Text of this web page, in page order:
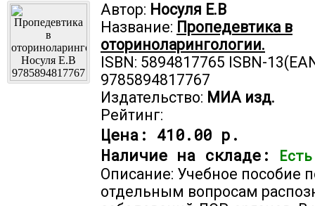
Автор: Носуля Е.В
Название: Пропедевтика в
оториноларингологии.
ISBN: 5894817765 ISBN-
9785894817767
Издательство: МИА изд.
Рейтинг:
Цена: 410.00 р.
Наличие на складе:
Есть
Описание: Учебное пособие
отдельным вопросам